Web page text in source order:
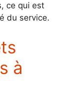
ce qui est
du service.
à